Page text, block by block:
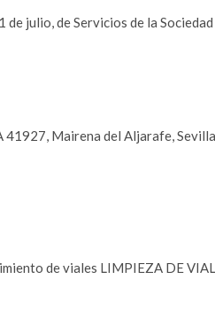
julio, de Servicios de la
Mairena del Aljarafe,
de viales LIMPIEZA DE